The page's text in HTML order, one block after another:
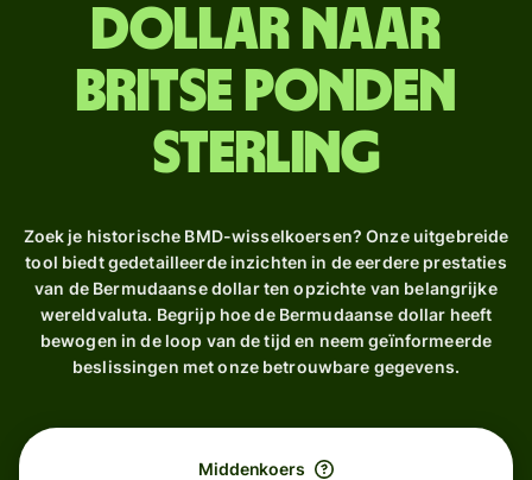
dollar naar
Britse ponden
sterling
Zoek je historische BMD-wisselkoersen? Onze uitgebreide
tool biedt gedetailleerde inzichten in de eerdere prestaties
van de Bermudaanse dollar ten opzichte van belangrijke
wereldvaluta. Begrijp hoe de Bermudaanse dollar heeft
bewogen in de loop van de tijd en neem geïnformeerde
beslissingen met onze betrouwbare gegevens.
Middenkoers